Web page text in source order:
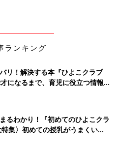
ランキング
リ！解決する本『ひよこクラブ
になるまで、育児に役立つ情報が
るわかり！『初めてのひよこクラ
集〉初めての授乳がうまくい
クの基本と夏のトラブル 解決テ